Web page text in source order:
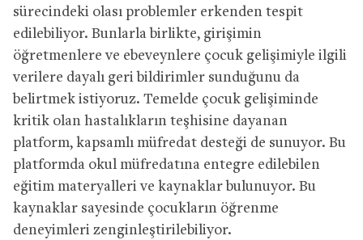
sürecindeki olası problemler erkenden tespit
edilebiliyor. Bunlarla birlikte, girişimin
öğretmenlere ve ebeveynlere çocuk gelişimiyle ilgili
verilere dayalı geri bildirimler sunduğunu da
belirtmek istiyoruz. Temelde çocuk gelişiminde
kritik olan hastalıkların teşhisine dayanan
platform, kapsamlı müfredat desteği de sunuyor. Bu
platformda okul müfredatına entegre edilebilen
eğitim materyalleri ve kaynaklar bulunuyor. Bu
kaynaklar sayesinde çocukların öğrenme
deneyimleri zenginleştirilebiliyor.